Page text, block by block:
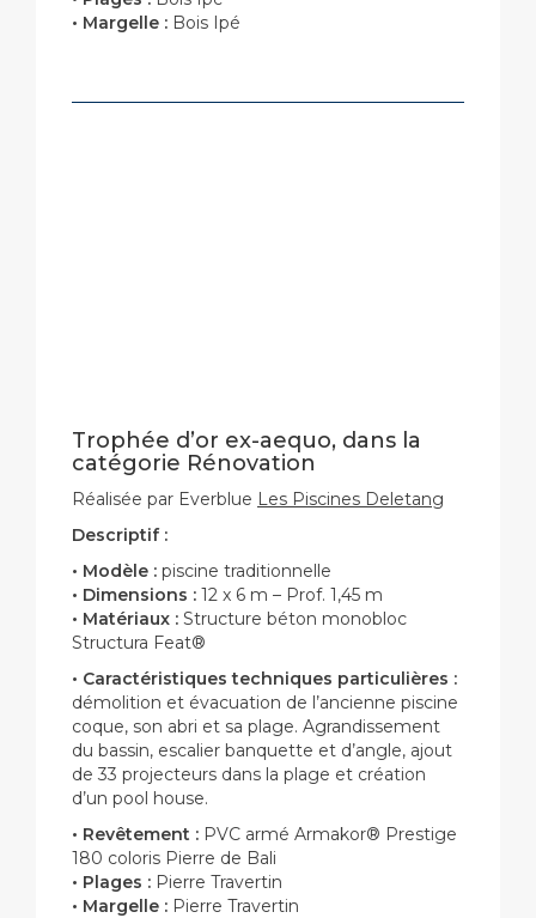
• Margelle : Bois Ipé
Trophée d’or ex-aequo, dans la
catégorie Rénovation
Réalisée par Everblue Les Piscines Deletang
Descriptif :
• Modèle : piscine traditionnelle
• Dimensions : 12 x 6 m – Prof. 1,45 m
• Matériaux : Structure béton monobloc
Structura Feat®
• Caractéristiques techniques particulières :
démolition et évacuation de l’ancienne piscine
coque, son abri et sa plage. Agrandissement
du bassin, escalier banquette et d’angle, ajout
de 33 projecteurs dans la plage et création
d’un pool house.
• Revêtement : PVC armé Armakor® Prestige
180 coloris Pierre de Bali
• Plages : Pierre Travertin
• Margelle : Pierre Travertin